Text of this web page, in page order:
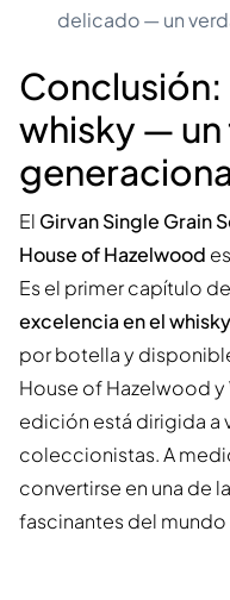
delicado — un
Conclusión:
whisky —
El Girvan Single Grain
House of Hazelwood
Es el primer capítulo
excelencia en el whisky
por botella y
House of Hazelwood y
edición está dirigida a
coleccionistas. A
convertirse en una de
fascinantes del mundo